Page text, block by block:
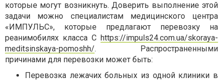
которые могут возникнуть. Доверить выполнение этой
задачи можно специалистам медицинского центра
«ИМПУЛЬС», которые предлагают перевозку на
реанимобилях класса С https://impuls24.com.ua/skoraya-
meditsinskaya-pomoshh/. Распространенными
причинами для перевозки может быть:
Перевозка лежачих больных из одной клиники в